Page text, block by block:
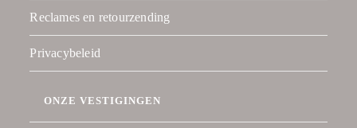
Reclames en retourzending
Privacybeleid
ONZE VESTIGINGEN